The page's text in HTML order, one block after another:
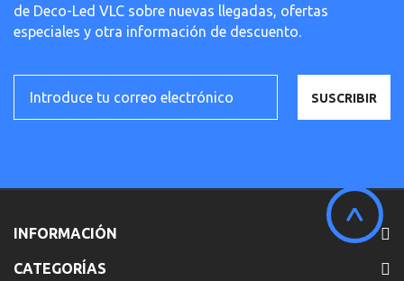
de Deco-Led VLC sobre nuevas llegadas, ofertas
especiales y otra información de descuento.
SUSCRIBIR
INFORMACIÓN
CATEGORÍAS
^